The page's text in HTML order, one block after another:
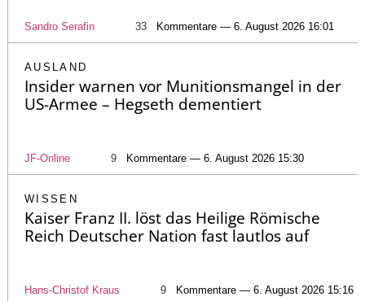
Sandro Serafin 33 Kommentare — 6. August 2026 16:01
AUSLAND
Insider warnen vor Munitionsmangel in der
US-Armee – Hegseth dementiert
JF-Online 9 Kommentare — 6. August 2026 15:30
WISSEN
Kaiser Franz II. löst das Heilige Römische
Reich Deutscher Nation fast lautlos auf
Hans-Christof Kraus 9 Kommentare — 6. August 2026 15:16